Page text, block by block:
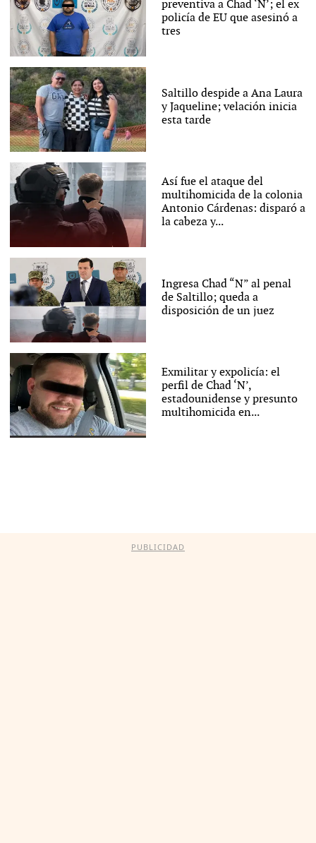
preventiva a Chad ‘N’; el ex
policía de EU que asesinó a
tres
Saltillo despide a Ana Laura
y Jaqueline; velación inicia
esta tarde
Así fue el ataque del
multihomicida de la colonia
Antonio Cárdenas: disparó a
la cabeza y...
Ingresa Chad “N” al penal
de Saltillo; queda a
disposición de un juez
Exmilitar y expolicía: el
perfil de Chad ‘N’,
estadounidense y presunto
multihomicida en...
PUBLICIDAD